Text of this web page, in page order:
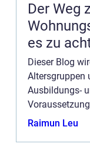
Der Weg
es zu
Dieser Blog
Altersgruppen
Ausbildungs-
werben
Raimun Leu